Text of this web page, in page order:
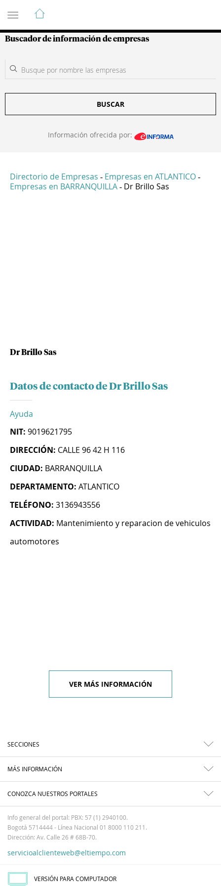
Guía de Empresas Colombianas
Buscador de información de empresas
BUSCAR
Información ofrecida por:
Directorio de Empresas - Empresas en ATLANTICO -
Empresas en BARRANQUILLA - Dr Brillo Sas
Dr Brillo Sas
Datos de contacto de Dr Brillo Sas
Ayuda
NIT: 9019621795
DIRECCIÓN: CALLE 96 42 H 116
CIUDAD: BARRANQUILLA
DEPARTAMENTO: ATLANTICO
TELÉFONO: 3136943556
ACTIVIDAD: Mantenimiento y reparacion de vehiculos
automotores
VER MÁS INFORMACIÓN
SECCIONES
MÁS INFORMACIÓN
CONOZCA NUESTROS PORTALES
Info general del portal: PBX: 57 (1) 2940100.
Bogotá 5714444 - Línea Nacional 01 8000 110 211.
Dirección: Av. Calle 26 # 68B-70.
servicioalclienteweb@eltiempo.com
VERSIÓN PARA COMPUTADOR